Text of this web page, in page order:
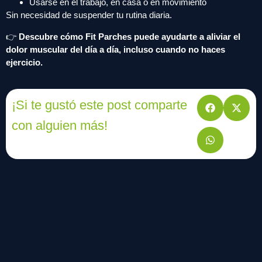
Usarse en el trabajo, en casa o en movimiento
Sin necesidad de suspender tu rutina diaria.
👉 Descubre cómo Fit Parches puede ayudarte a aliviar el
dolor muscular del día a día, incluso cuando no haces
ejercicio.
¡Si te gustó este post comparte
con alguien más!